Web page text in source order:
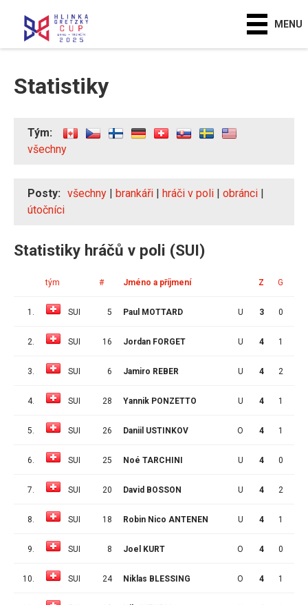
MENU
Statistiky
Tým:
všechny
Posty: všechny | brankáři | hráči v poli | obránci |
útočníci
Statistiky hráčů v poli (SUI)
tým # Jméno a příjmení Z G
1. SUI 5 Paul MOTTARD U 3 0
2. SUI 16 Jordan FORGET U 4 1
3. SUI 6 Jamiro REBER U 4 2
4. SUI 28 Yannik PONZETTO U 4 1
5. SUI 26 Daniil USTINKOV O 4 1
6. SUI 25 Noé TARCHINI U 4 0
7. SUI 20 David BOSSON U 4 2
8. SUI 18 Robin Nico ANTENEN U 4 1
9. SUI 8 Joel KURT O 4 0
10. SUI 24 Niklas BLESSING O 4 1